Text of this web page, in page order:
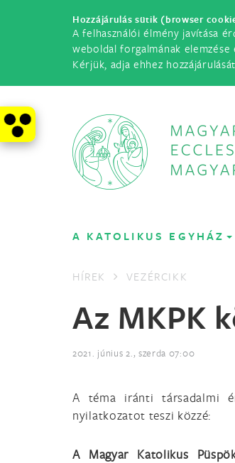
Hozzájárulás sütik (browser
A felhasználói élmény javítása
weboldal forgalmának
Kérjük, adja ehhez
A KATOLIKUS EGYHÁZ
HÍREK VEZÉRCIKK
Az MKPK
2021. június 2., szerda 07:00
A téma iránti társadalmi
nyilatkozatot teszi közzé:
A Magyar Katolikus